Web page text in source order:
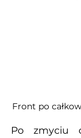
Front po
Po zmyciu